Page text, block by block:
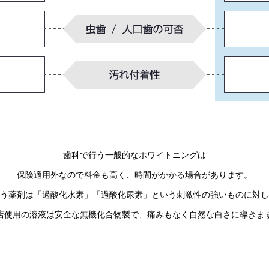
歯科で行う一般的なホワイトニングは
保険適用外なので料金も高く、 時間がかかる場合があります。
薬剤は「過酸化水素」「過酸化尿素」という刺激性の強いものに対
使用の溶液は安全な無機化合物製で、 痛みもなく自然な白さに導きま